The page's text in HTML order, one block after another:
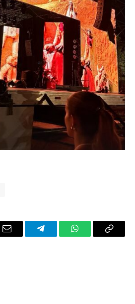
Email TelegramWhatsAppCopy